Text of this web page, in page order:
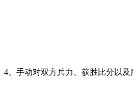
4、手动对双方兵力、获胜比分以